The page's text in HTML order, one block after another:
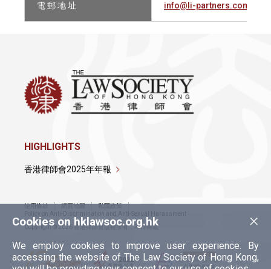
電 郵 地 址 info@li-partners.com
×
Cookies on hklawsoc.org.hk
We employ cookies to improve user experience. By
accessing the website of The Law Society of Hong Kong,
HIGHLIGHTS
香港律師會2025年年報
使用條款 網頁地圖
私隱政策
Policy on Anti-Discrimination and Anti-Sexual Harassment
Copyright © 2026 香港律師會版權所有，不得轉載